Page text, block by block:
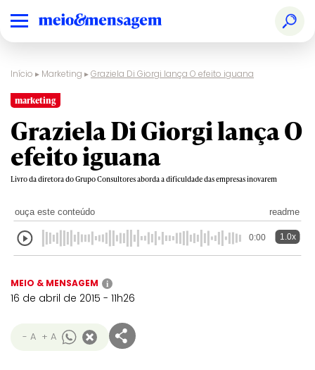
Início ▸ Marketing ▸Graziela Di Giorgi lança O efeito iguana
marketing
Graziela Di Giorgi lança O
efeito iguana
Livro da diretora do Grupo Consultores aborda a dificuldade das empresas inovarem
ouça este conteúdo readme
0:00 1.0x
MEIO & MENSAGEM i
16 de abril de 2015 - 11h26
- A + A